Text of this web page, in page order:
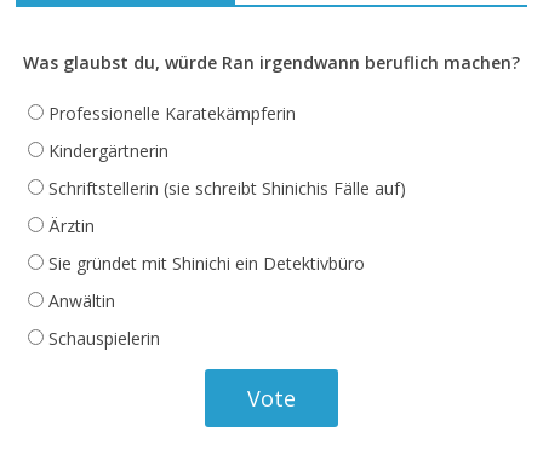
Was glaubst du, würde Ran irgendwann beruflich machen?
Professionelle Karatekämpferin
Kindergärtnerin
Schriftstellerin (sie schreibt Shinichis Fälle auf)
Ärztin
Sie gründet mit Shinichi ein Detektivbüro
Anwältin
Schauspielerin